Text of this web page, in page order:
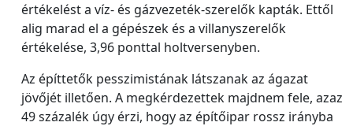
értékelést a víz- és gázvezeték-szerelők kapták. Ettől
alig marad el a gépészek és a villanyszerelők
értékelése, 3,96 ponttal holtversenyben.
Az építtetők pesszimistának látszanak az ágazat
jövőjét illetően. A megkérdezettek majdnem fele, azaz
49 százalék úgy érzi, hogy az építőipar rossz irányba